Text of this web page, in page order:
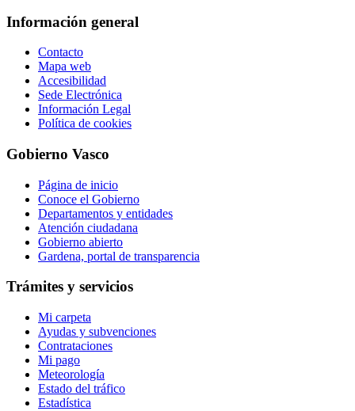
Información general
Contacto
Mapa web
Accesibilidad
Sede Electrónica
Información Legal
Política de cookies
Gobierno Vasco
Página de inicio
Conoce el Gobierno
Departamentos y entidades
Atención ciudadana
Gobierno abierto
Gardena, portal de transparencia
Trámites y servicios
Mi carpeta
Ayudas y subvenciones
Contrataciones
Mi pago
Meteorología
Estado del tráfico
Estadística